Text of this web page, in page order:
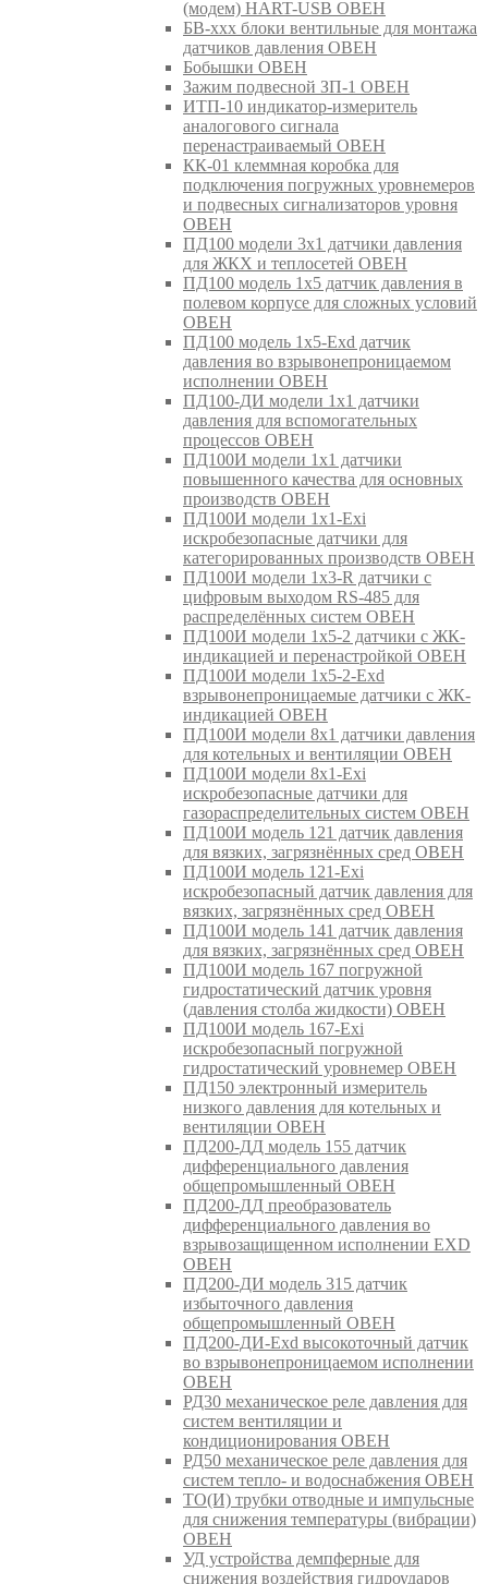
(модем) HART-USB ОВЕН
БВ-ххх блоки вентильные для монтажа
датчиков давления ОВЕН
Бобышки ОВЕН
Зажим подвесной ЗП-1 ОВЕН
ИТП-10 индикатор-измеритель
аналогового сигнала
перенастраиваемый ОВЕН
КК-01 клеммная коробка для
подключения погружных уровнемеров
и подвесных сигнализаторов уровня
ОВЕН
ПД100 модели 3х1 датчики давления
для ЖКХ и теплосетей ОВЕН
ПД100 модель 1х5 датчик давления в
полевом корпусе для сложных условий
ОВЕН
ПД100 модель 1х5-Exd датчик
давления во взрывонепроницаемом
исполнении ОВЕН
ПД100-ДИ модели 1х1 датчики
давления для вспомогательных
процессов ОВЕН
ПД100И модели 1х1 датчики
повышенного качества для основных
производств ОВЕН
ПД100И модели 1х1-Exi
искробезопасные датчики для
категорированных производств ОВЕН
ПД100И модели 1х3-R датчики с
цифровым выходом RS-485 для
распределённых систем ОВЕН
ПД100И модели 1х5-2 датчики с ЖК-
индикацией и перенастройкой ОВЕН
ПД100И модели 1х5-2-Exd
взрывонепроницаемые датчики с ЖК-
индикацией ОВЕН
ПД100И модели 8х1 датчики давления
для котельных и вентиляции ОВЕН
ПД100И модели 8х1-Exi
искробезопасные датчики для
газораспределительных систем ОВЕН
ПД100И модель 121 датчик давления
для вязких, загрязнённых сред ОВЕН
ПД100И модель 121-Exi
искробезопасный датчик давления для
вязких, загрязнённых сред ОВЕН
ПД100И модель 141 датчик давления
для вязких, загрязнённых сред ОВЕН
ПД100И модель 167 погружной
гидростатический датчик уровня
(давления столба жидкости) ОВЕН
ПД100И модель 167-Exi
искробезопасный погружной
гидростатический уровнемер ОВЕН
ПД150 электронный измеритель
низкого давления для котельных и
вентиляции ОВЕН
ПД200-ДД модель 155 датчик
дифференциального давления
общепромышленный ОВЕН
ПД200-ДД преобразователь
дифференциального давления во
взрывозащищенном исполнении EXD
ОВЕН
ПД200-ДИ модель 315 датчик
избыточного давления
общепромышленный ОВЕН
ПД200-ДИ-Exd высокоточный датчик
во взрывонепроницаемом исполнении
ОВЕН
РД30 механическое реле давления для
систем вентиляции и
кондиционирования ОВЕН
РД50 механическое реле давления для
систем тепло- и водоснабжения ОВЕН
ТО(И) трубки отводные и импульсные
для снижения температуры (вибрации)
ОВЕН
УД устройства демпферные для
снижения воздействия гидроударов